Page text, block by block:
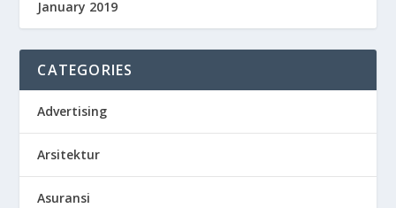
January 2019
CATEGORIES
Advertising
Arsitektur
Asuransi